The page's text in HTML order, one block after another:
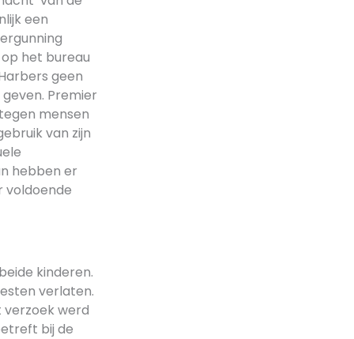
een
het bureau
geen
Premier
mensen
van zijn
hebben er
voldoende
kinderen.
verlaten.
verzoek werd
bij de